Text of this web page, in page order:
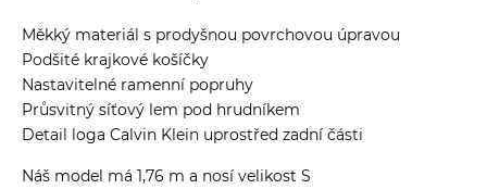
Měkký materiál s prodyšnou povrchovou úpravou
Podšité krajkové košíčky
Nastavitelné ramenní popruhy
Průsvitný síťový lem pod hrudníkem
Detail loga Calvin Klein uprostřed zadní části
Náš model má 1,76 m a nosí velikost S